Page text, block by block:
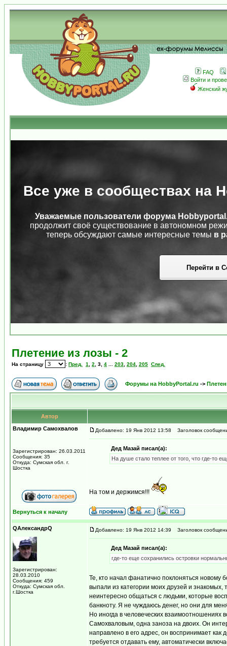
FAQ
Войти и
Женский
Все уже в сообществах на
Уважаемые пользователи форума
продолжит своё существование в автономном
теперь обсуждают самые интересные темы в
Перейти в
Плетение из лозы - 2
На страницу : Пред. 1 2 3 4 203 204 205 След.
Форумы на HobbyPortal.ru ->
Автор
Владимир Самохвалов
Зарегистрирован: 26.03.2011
Сообщения: 35
Откуда: Сумская обл. г.
Шостка
Добавлено: 19 Янв 2012 13:58 Заголовок
Дед Мазай писал(а):
На душе стало теплее от того, что где-то
На том и держимся!!!
Вернуться к началу
QАлександрQ
Зарегистрирован:
28.03.2010
Сообщения: 459
Откуда: Сумская обл.
г.Шостка
Добавлено: 19 Янв 2012 14:39 Заголовок
Дед Мазай писал(а):
где-то еще сохранились островки
Те, кто начал фанатично поклоняться
выпали из категории моих друзей и знакомых,
неинтересно общаться с людьми, которые
банкноту. Я не чуждаюсь денег, но они для
Но иногда в человеческих взаимоотношениях
Самохваловым, одна заноза на двоих. Он
направлено в его адрес, он воспринимает как
требуется отдавать ему, автоматически